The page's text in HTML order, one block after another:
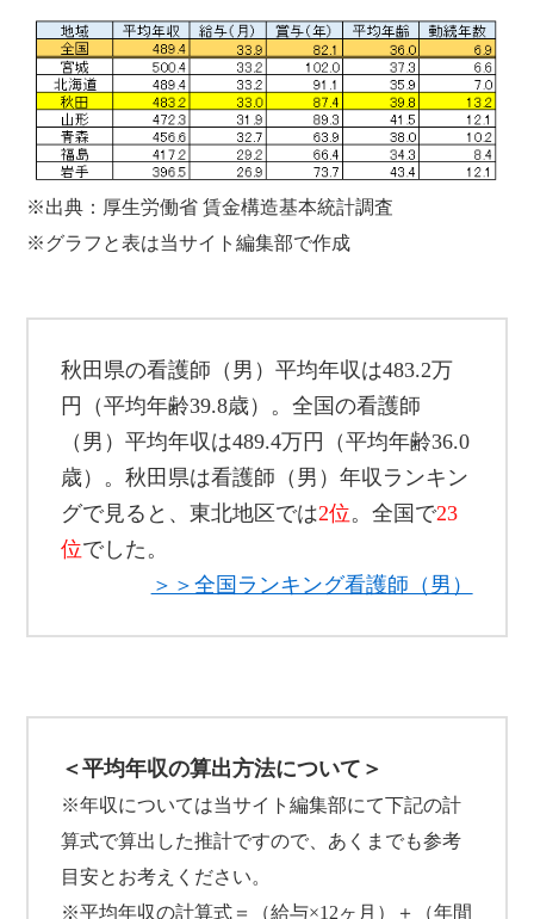
※出典：厚生労働省 賃金構造基本統計調査
※グラフと表は当サイト編集部で作成
秋田県の看護師（男）平均年収は483.2万
円（平均年齢39.8歳）。全国の看護師
（男）平均年収は489.4万円（平均年齢36.0
歳）。秋田県は看護師（男）年収ランキン
グで見ると、東北地区では2位。全国で23
位でした。
＞＞全国ランキング看護師（男）
＜平均年収の算出方法について＞
※年収については当サイト編集部にて下記の計
算式で算出した推計ですので、あくまでも参考
目安とお考えください。
※平均年収の計算式＝（給与×12ヶ月）＋（年間